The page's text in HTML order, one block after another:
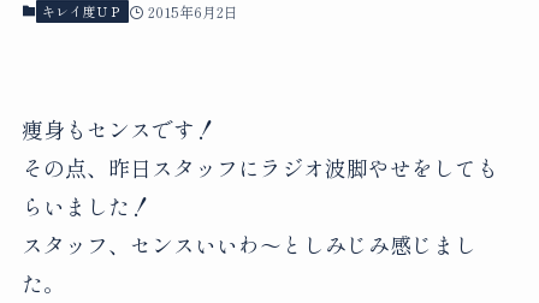
キレイ度ＵＰ 2015年6月2日
痩身もセンスです！
その点、昨日スタッフにラジオ波脚やせをしても
らいました！
スタッフ、センスいいわ～としみじみ感じまし
た。